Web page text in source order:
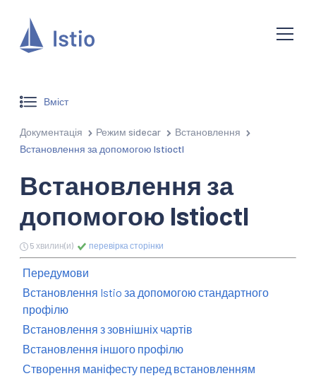
Вміст
Документація Режим sidecar
Встановлення
Встановлення за допомогою Istioctl
Встановлення за
допомогою Istioctl
5 хвилин(и) перевірка сторінки
Передумови
Встановлення Istio за допомогою стандартного
профілю
Встановлення з зовнішніх чартів
Встановлення іншого профілю
Створення маніфесту перед встановленням